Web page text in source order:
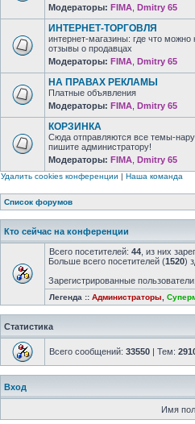
Модераторы: FIMA Dmitry 65
ИНТЕРНЕТ-ТОРГОВЛЯ
интернет-магазины: где что можно
отзывы о продавцах
Модераторы: FIMA Dmitry 65
НА ПРАВАХ РЕКЛАМЫ
Платные объявления
Модераторы: FIMA Dmitry 65
КОРЗИНКА
Сюда отправляются все темы-
пишите администратору!
Модераторы: FIMA Dmitry 65
Удалить cookies конференции | Наша команда
Список форумов
Кто сейчас на конференции
Всего посетителей: 44 , из них
Больше всего посетителей (1520)
Зарегистрированные
Легенда :: Администраторы
Статистика
Всего сообщений: 33550 | Тем:
Вход
Имя